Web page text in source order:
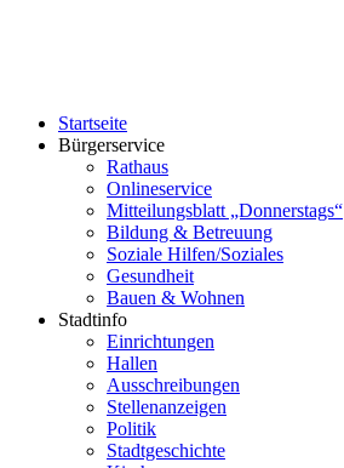
Startseite
Bürgerservice
Rathaus
Onlineservice
Mitteilungsblatt „Donnerstags“
Bildung & Betreuung
Soziale Hilfen/Soziales
Gesundheit
Bauen & Wohnen
Stadtinfo
Einrichtungen
Hallen
Ausschreibungen
Stellenanzeigen
Politik
Stadtgeschichte